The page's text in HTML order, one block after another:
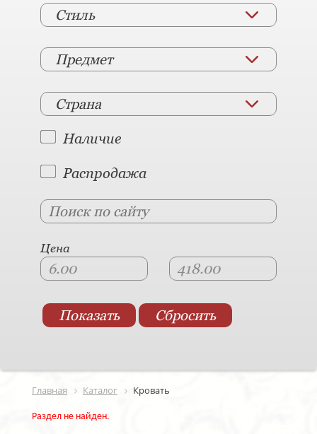
Стиль
Предмет
Страна
Наличие
Распродажа
Цена
Главная Каталог Кровать
Раздел не найден.